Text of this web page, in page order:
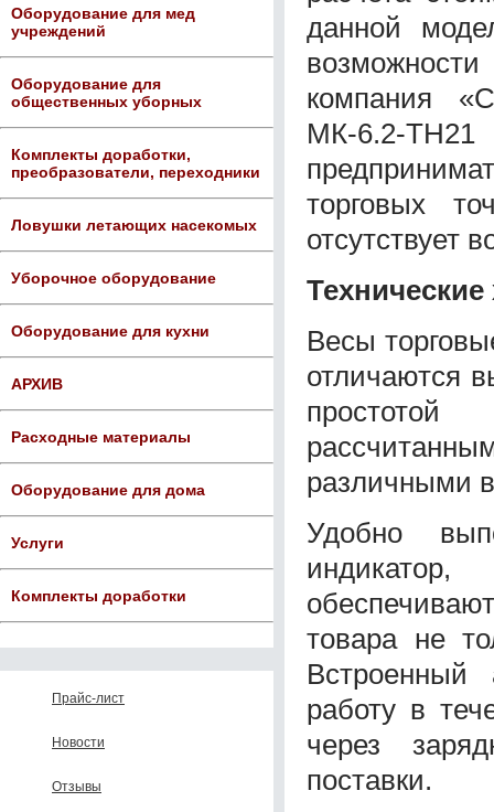
Оборудование для мед
учреждений
Оборудование для
общественных уборных
Комплекты доработки,
преобразователи, переходники
Ловушки летающих насекомых
Уборочное оборудование
Оборудование для кухни
АРХИВ
Расходные материалы
Оборудование для дома
Услуги
Комплекты доработки
Прайс-лист
Новости
Отзывы
данной
компания
МК-6.2-
торговых
отсутствует
Технические
Весы
отличаются
различными
Удобно
товара не
Встроенный
работу в
через
поставки.